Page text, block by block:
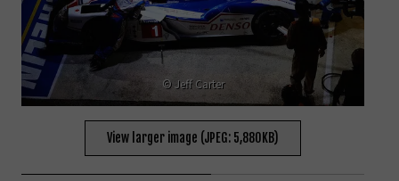
© Jeff Carter
View larger image (JPEG: 5,880KB)